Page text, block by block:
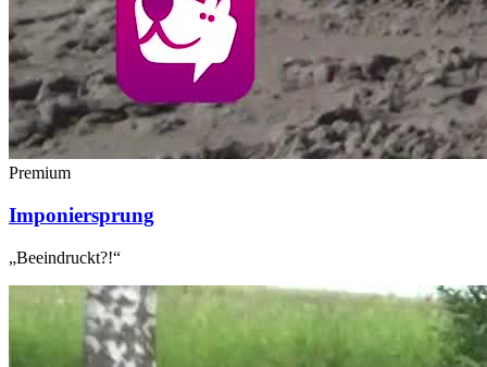
Premium
Imponiersprung
„Beeindruckt?!“